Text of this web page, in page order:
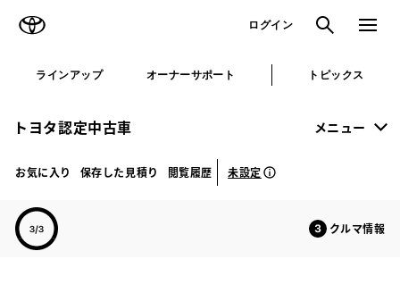
ログイン 検索 メニュ
ラインアップ オーナーサポート トピックス
トヨタ認定中古車 メニュー
お気に入り 保存した見積り 閲覧履歴 未設定
クルマ情報